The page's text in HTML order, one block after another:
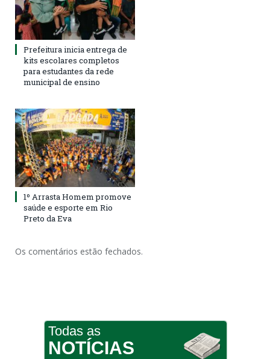
Prefeitura inicia entrega de
kits escolares completos
para estudantes da rede
municipal de ensino
1º Arrasta Homem promove
saúde e esporte em Rio
Preto da Eva
Os comentários estão fechados.
Todas as
NOTÍCIAS